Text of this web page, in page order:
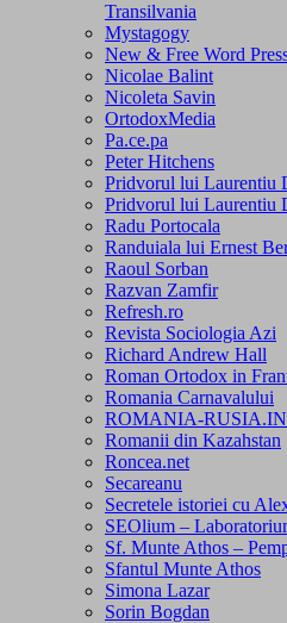
Transilvania
Mystagogy
New & Free Word
Nicolae Balint
Nicoleta Savin
OrtodoxMedia
Pa.ce.pa
Peter Hitchens
Pridvorul lui Laurentiu
Pridvorul lui Laurentiu
Radu Portocala
Randuiala lui Ernest
Raoul Sorban
Razvan Zamfir
Refresh.ro
Revista Sociologia Azi
Richard Andrew Hall
Roman Ortodox in
Romania Carnavalului
ROMANIA-
Romanii din Kazahstan
Roncea.net
Secareanu
Secretele istoriei cu
SEOlium –
Sf. Munte Athos –
Sfantul Munte Athos
Simona Lazar
Sorin Bogdan